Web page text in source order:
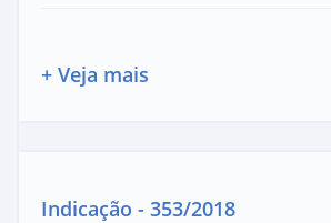
+ Veja mais
Indicação - 353/2018